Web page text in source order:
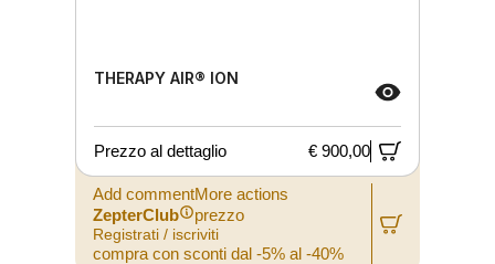
THERAPY AIR® ION
Prezzo al dettaglio € 900,00
Add commentMore actions
ZepterClub
prezzo
Registrati / iscriviti
compra con sconti dal -5% al -40%